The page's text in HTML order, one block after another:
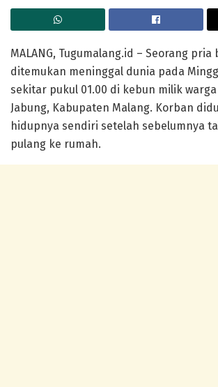
MALANG, Tugumalang.id – Seorang
ditemukan meninggal dunia pada
sekitar pukul 01.00 di kebun milik
Jabung, Kabupaten Malang. Korban
hidupnya sendiri setelah sebelumnya
pulang ke rumah.